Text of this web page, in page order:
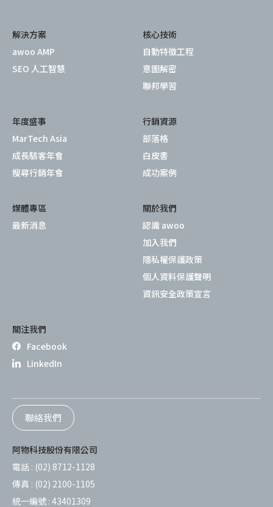
解決方案
awoo AMP
SEO 人工智慧
核心技術
自動特徵工程
意圖解密
聯邦學習
年度盛事
MarTech Asia
成長駭客年會
搜尋行銷年會
行銷資源
部落格
白皮書
成功案例
媒體專區
最新消息
關於我們
認識 awoo
加入我們
隱私權保護政策
個人資料保護聲明
資訊安全政策宣言
關注我們
Facebook
LinkedIn
聯絡我們
阿物科技股份有限公司
電話 : (02) 8712-1128
傳真 : (02) 2100-1105
統一編號 : 43401309